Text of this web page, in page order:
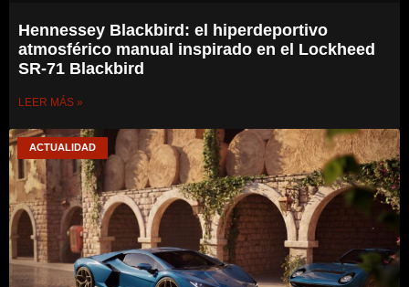
Hennessey Blackbird: el hiperdeportivo
atmosférico manual inspirado en el Lockheed
SR-71 Blackbird
LEER MÁS »
ACTUALIDAD